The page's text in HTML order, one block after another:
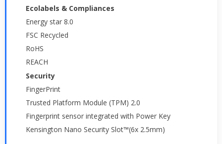
Ecolabels & Compliances
Energy star 8.0
FSC Recycled
RoHS
REACH
Security
FingerPrint
Trusted Platform Module (TPM) 2.0
Fingerprint sensor integrated with Power Key
Kensington Nano Security Slot™(6x 2.5mm)